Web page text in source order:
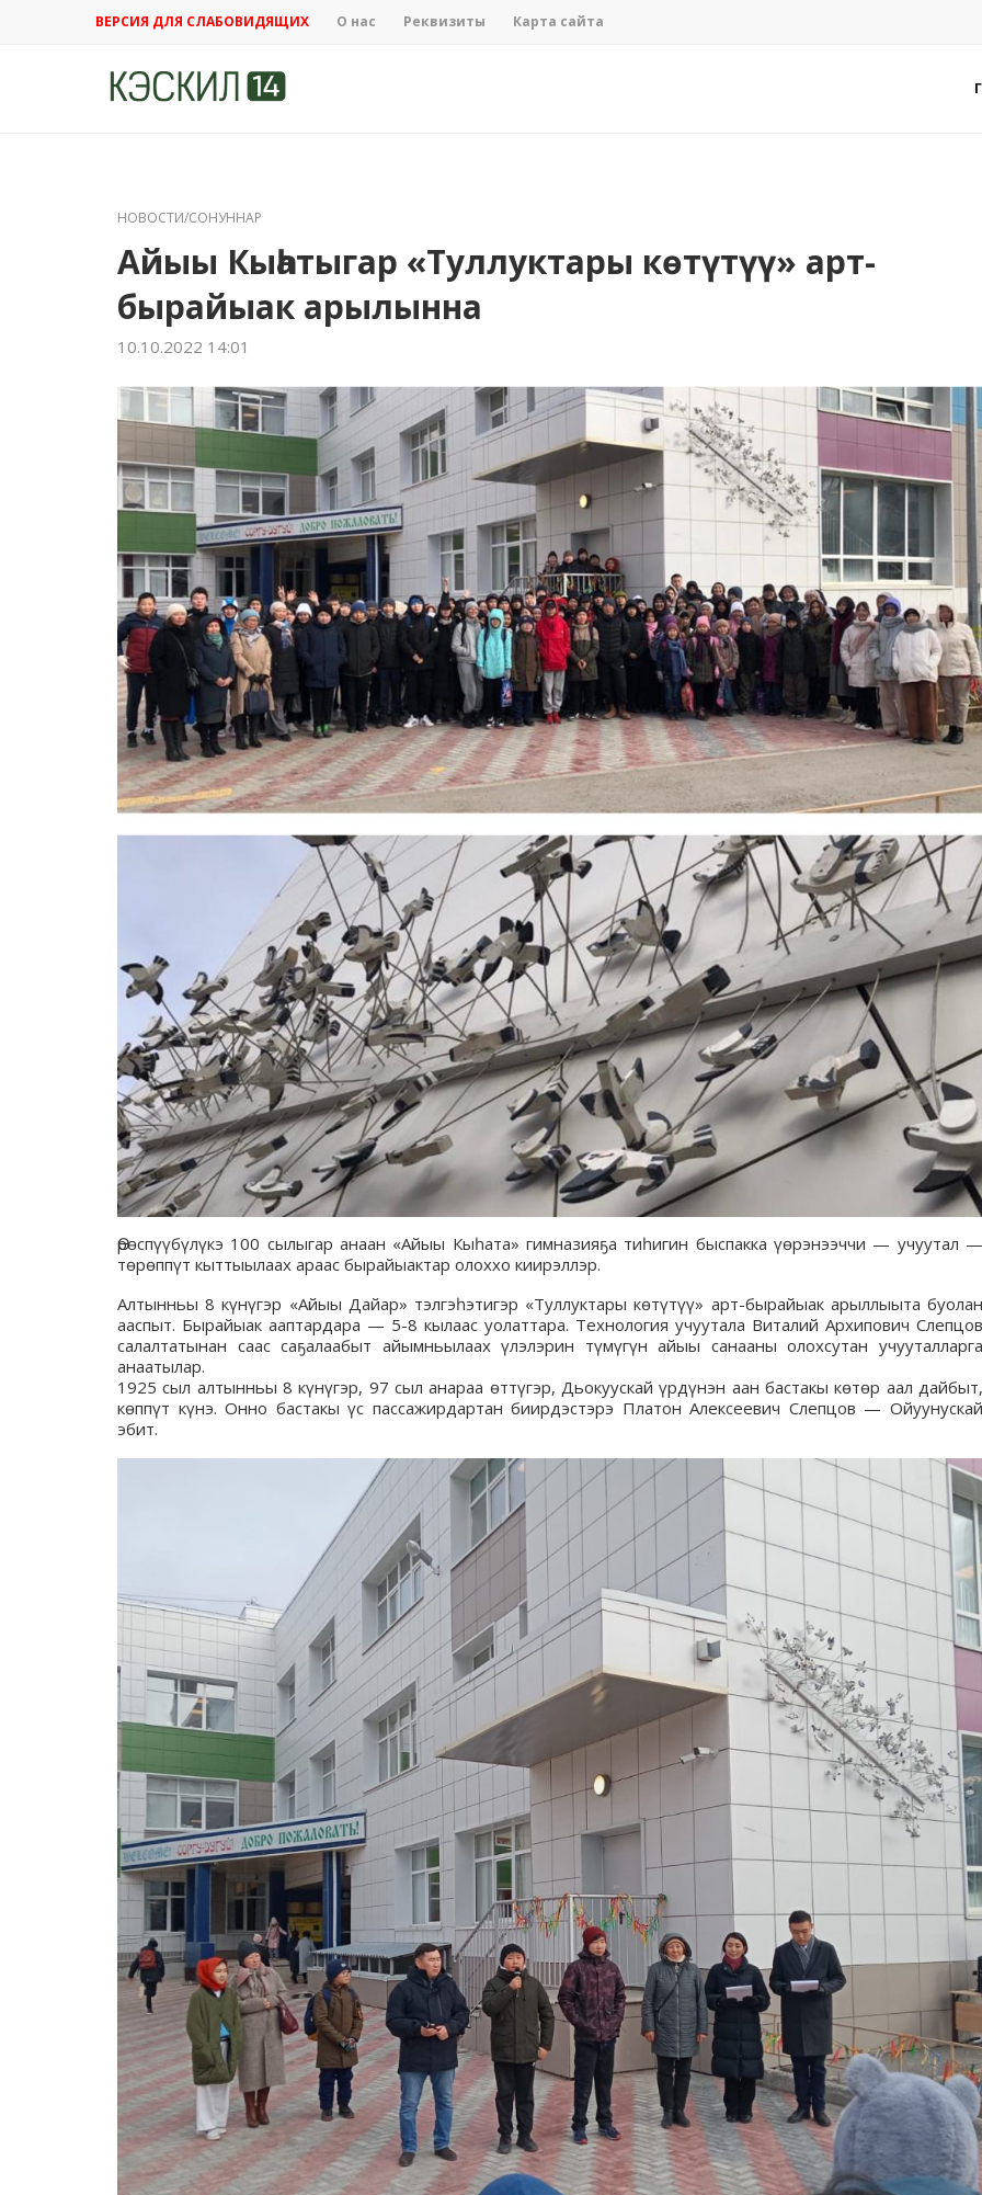
ВЕРСИЯ ДЛЯ СЛАБОВИДЯЩИХ О нас Реквизиты Карта сайта
НОВОСТИ/СОНУННАР
Айыы Кыһатыгар «Туллуктары көтүтүү» арт-
бырайыак арылынна
10.10.2022 14:01
Өрөспүүбүлүкэ 100 сылыгар анаан «Айыы Кыһата» гимназияҕа тиһигин быспакка үөрэнээччи — учуутал —
төрөппүт кыттыылаах араас бырайыактар олоххо киирэллэр.
Алтынньы 8 күнүгэр «Айыы Дайар» тэлгэһэтигэр «Туллуктары көтүтүү» арт-бырайыак арыллыыта буолан
ааспыт. Бырайыак ааптардара — 5-8 кылаас уолаттара. Технология учуутала Виталий Архипович Слепцов
салалтатынан саас саҕалаабыт айымньылаах үлэлэрин түмүгүн айыы санааны олохсутан учууталларга
анаатылар.
1925 сыл алтынньы 8 күнүгэр, 97 сыл анараа өттүгэр, Дьокуускай үрдүнэн аан бастакы көтөр аал дайбыт,
көппүт күнэ. Онно бастакы үс пассажирдартан биирдэстэрэ Платон Алексеевич Слепцов — Ойуунускай
эбит.